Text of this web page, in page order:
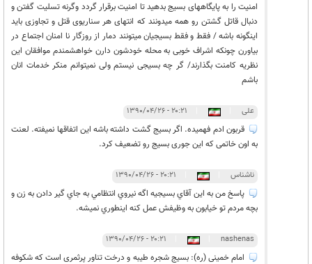
امنیت را به پایگاههای بسیج بدهید تا امنیت برقرار گردد وگرنه تسلیت گفتن و
دنبال قاتل گشتن رو همه میدونند که انتهای هر سناریوی قتل و تجاوزی باید
اینگونه باشه / فقط و فقط بسیجیان میتونند دمار از روزگار نا امنان اجتماع در
بیاورن چونکه اشراف خوبی به محله خودشون دارن خواهشمندم موافقان این
نظریه کامنت بگذارند/ گر چه بسیجی نیستم ولی نمیتوانم منکر خدمات انان
باشم
علی ۲۰:۲۱ - ۱۳۹۰/۰۴/۲۶
قربون ادم فهمیده. اگر بسیج گشت داشته باشه این اتفاقها نمیفته. لعنت
به اون خاتمی که این جوری بسیج رو تضعیف کرد.
ناشناس ۲۰:۲۱ - ۱۳۹۰/۰۴/۲۶
پاسخ من به اين آقاي بسيجيه اگه نيروي انتظامي به جاي گير دادن به زن و
بچه مردم تو خيابون به وظيفش عمل كنه اينطوري نميشه.
nashenas ۲۰:۲۱ - ۱۳۹۰/۰۴/۲۶
امام خمینی (ره): بسیج شجره طیبه و درخت تناور پرثمری است که شکوفه